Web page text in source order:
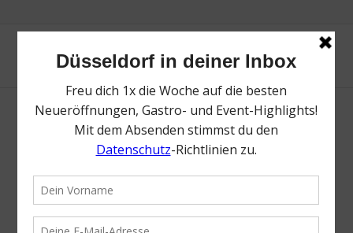
Greenkarma
25. Juni 2018 /